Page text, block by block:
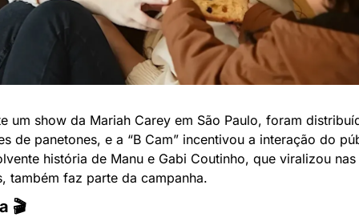
um show da Mariah Carey em São Paulo, foram
de panetones, e a “B Cam” incentivou a interação do
história de Manu e Gabi Coutinho, que viralizou nas
também faz parte da campanha.
🎬